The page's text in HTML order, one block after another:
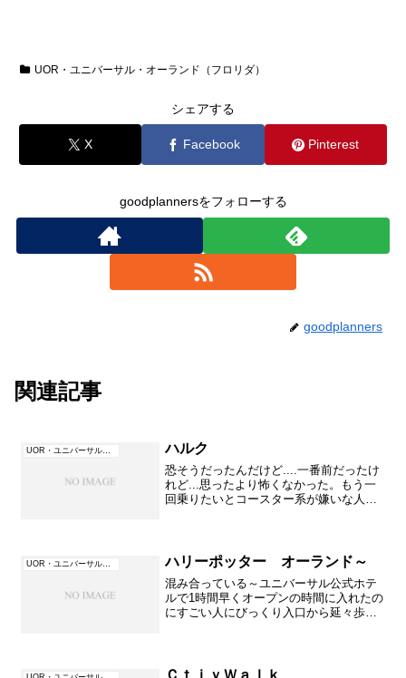
UOR・ユニバーサル・オーランド（フロリダ）
シェアする
X Facebook Pinterest
goodplannersをフォローする
goodplanners
関連記事
ハルク
恐そうだったんだけど....一番前だったけ
れど...思ったより怖くなかった。もう一
回乗りたいとコースター系が嫌いな人が
得意げだったほ...
ハリーポッター オーランド～
混み合っている～ユニバーサル公式ホテ
ルで1時間早くオープンの時間に入れたの
にすごい人にびっくり入口から延々歩い
待ちやっとの入場...